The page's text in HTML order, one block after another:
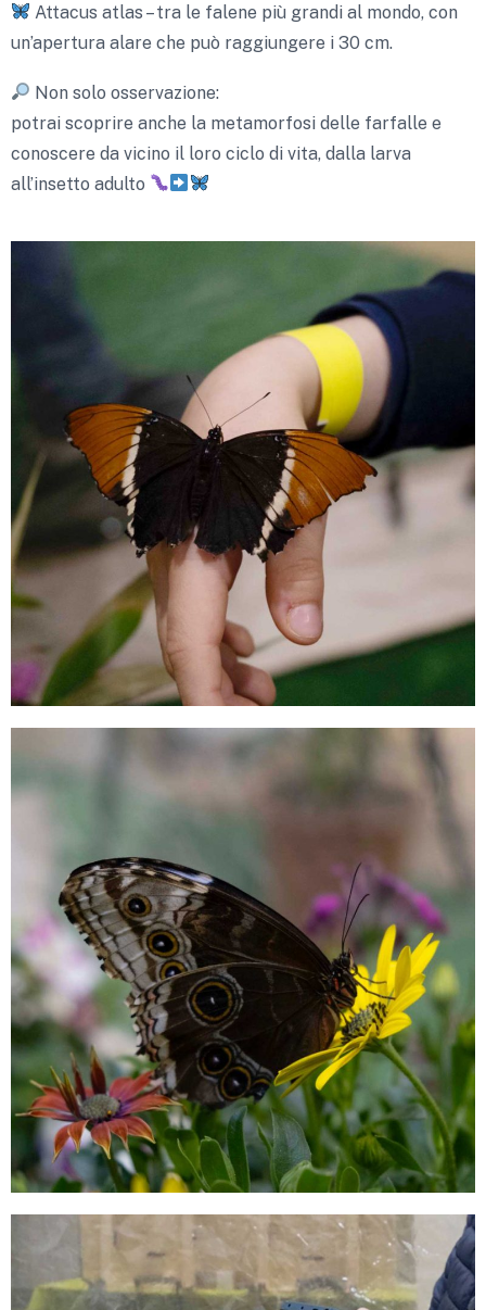
Attacus atlas – tra le falene più grandi al mondo, con
un’apertura alare che può raggiungere i 30 cm.
Non solo osservazione:
potrai scoprire anche la metamorfosi delle farfalle e
conoscere da vicino il loro ciclo di vita, dalla larva
all’insetto adulto